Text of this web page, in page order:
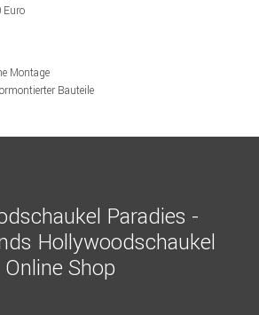
Euro
Montage
Bauteile
Paradies -
Hollywoodschaukel
Online Shop